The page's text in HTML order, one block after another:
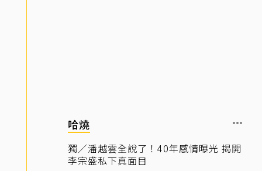
哈燒
獨／潘越雲全說了！40年感情曝光 揭開
李宗盛私下真面目